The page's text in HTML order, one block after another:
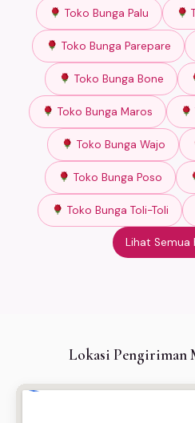
Toko Bunga Palu
Toko Bunga Parepare
Toko Bunga Bone
Toko Bunga Maros
Toko Bunga Wajo
Toko Bunga Poso
Toko Bunga Toli-Toli
Lihat
Lokasi Pengiriman